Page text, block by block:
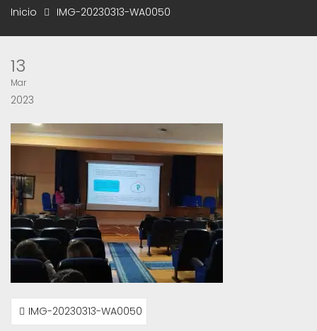
Inicio IMG-20230313-WA0050
13
Mar
2023
NAVEGACIÓN
DEIMG-20230313-WA0050